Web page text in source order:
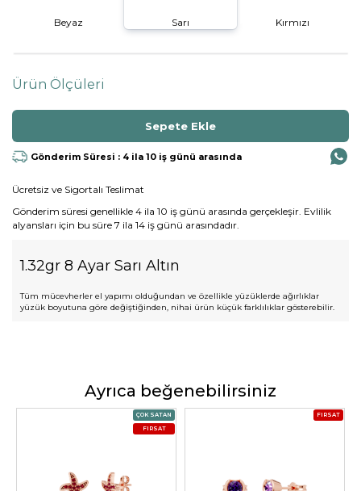
Beyaz Sarı Kırmızı
Ürün Ölçüleri
Gönderim Süresi : 4 ila 10 iş günü arasında
Ücretsiz ve Sigortalı Teslimat
Gönderim süresi genellikle 4 ila 10 iş günü arasında gerçekleşir. Evlilik
alyansları için bu süre 7 ila 14 iş günü arasındadır.
1.32gr 8 Ayar Sarı Altın
Tüm mücevherler el yapımı olduğundan ve özellikle yüzüklerde ağırlıklar
yüzük boyutuna göre değiştiğinden, nihai ürün küçük farklılıklar gösterebilir.
Ayrıca beğenebilirsiniz
ÇOK SATAN
FIRSAT
FIRSAT